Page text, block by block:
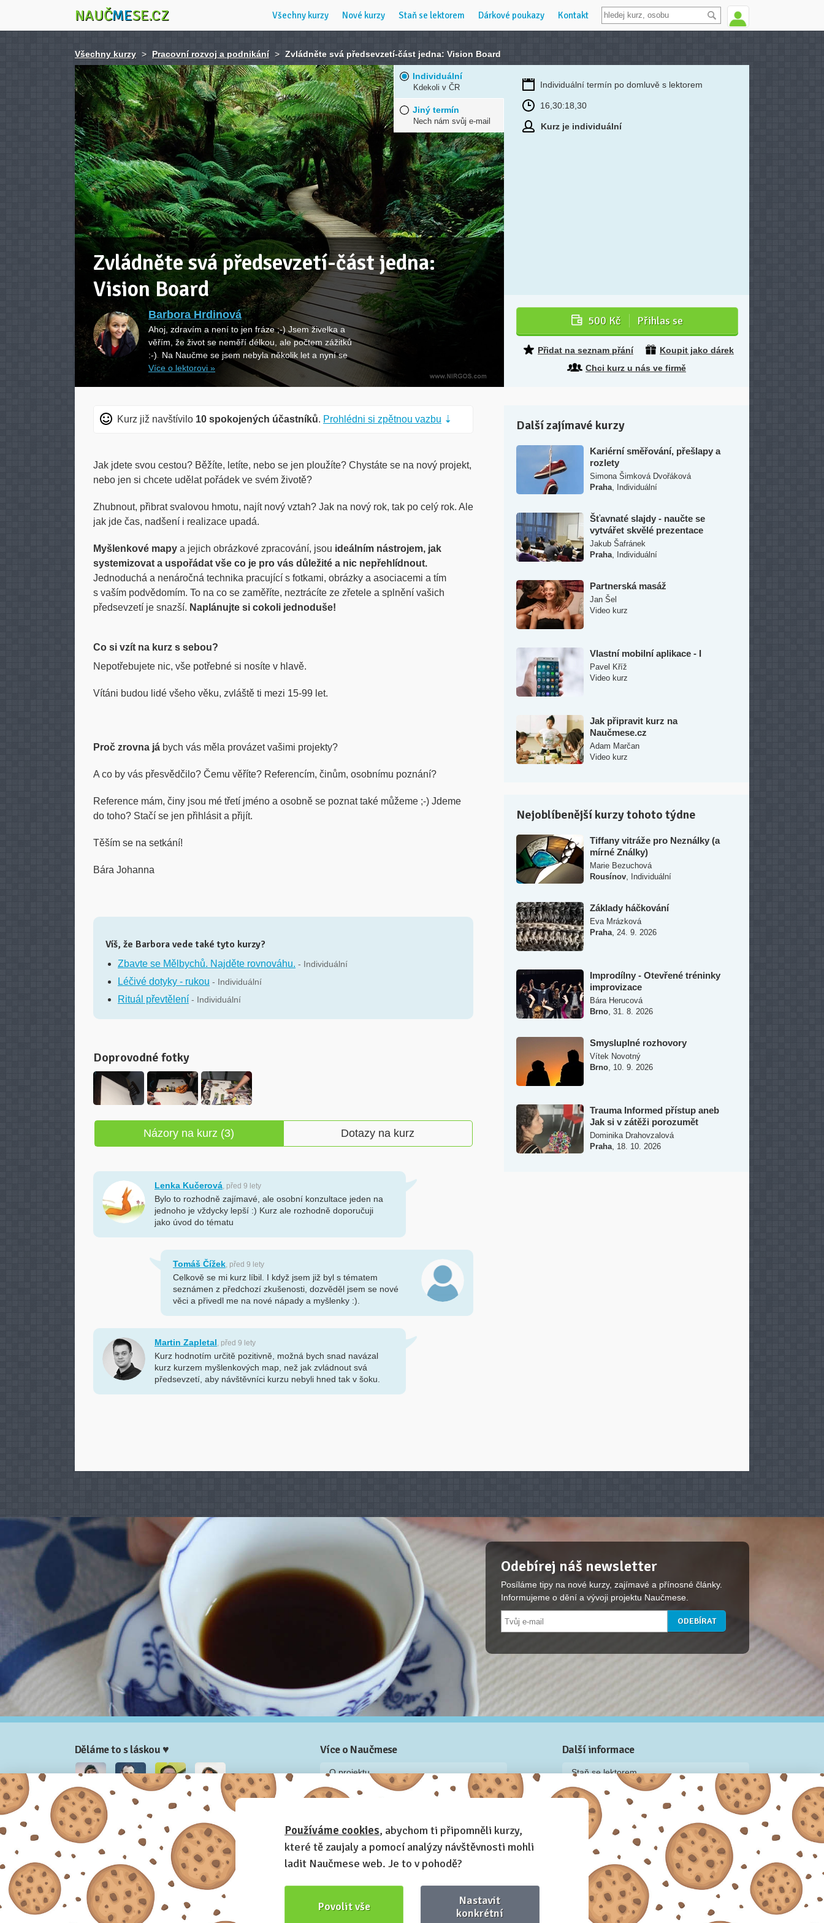
NAUČMESE.CZ Všechny kurzy Nové kurzy Staň se lektorem Dárkové poukazy Kontakt
Všechny kurzy > Pracovní rozvoj a podnikání > Zvládněte svá předsevzetí-část jedna: Vision Board
Zvládněte svá předsevzetí-část jedna:
Vision Board
Barbora Hrdinová
Ahoj, zdravím a není to jen fráze ;-) Jsem živelka a
věřím, že život se neměří délkou, ale počtem zážitků
:-) Na Naučme se jsem nebyla několik let a nyní se
Více o lektorovi »
Individuální
Kdekoli v ČR
Jiný termín
Nech nám svůj e-mail
Individuální termín po domluvě s lektorem
16,30:18,30
Kurz je individuální
500 Kč Přihlas se
Přidat na seznam přání
Koupit jako dárek
Chci kurz u nás ve firmě
Kurz již navštívilo 10 spokojených účastníků. Prohlédni si zpětnou vazbu ⇣
Jak jdete svou cestou? Běžíte, letíte, nebo se jen ploužíte? Chystáte se na nový projekt,
nebo jen si chcete udělat pořádek ve svém životě?
Zhubnout, přibrat svalovou hmotu, najít nový vztah? Jak na nový rok, tak po celý rok. Ale
jak jde čas, nadšení i realizace upadá.
Myšlenkové mapy a jejich obrázkové zpracování, jsou ideálním nástrojem, jak
systemizovat a uspořádat vše co je pro vás důležité a nic nepřehlídnout.
Jednoduchá a nenáročná technika pracující s fotkami, obrázky a asociacemi a tím
s vaším podvědomím. To na co se zaměříte, neztrácíte ze zřetele a splnění vašich
předsevzetí je snazší. Naplánujte si cokoli jednoduše!
Co si vzít na kurz s sebou?
Nepotřebujete nic, vše potřebné si nosíte v hlavě.
Vítáni budou lidé všeho věku, zvláště ti mezi 15-99 let.
Proč zrovna já bych vás měla provázet vašimi projekty?
A co by vás přesvědčilo? Čemu věříte? Referencím, činům, osobnímu poznání?
Reference mám, činy jsou mé třetí jméno a osobně se poznat také můžeme ;-) Jdeme
do toho? Stačí se jen přihlásit a přijít.
Těším se na setkání!
Bára Johanna
Víš, že Barbora vede také tyto kurzy?
Zbavte se Mělbychů. Najděte rovnováhu. - Individuální
Léčivé dotyky - rukou - Individuální
Rituál převtělení - Individuální
Doprovodné fotky
Názory na kurz (3) Dotazy na kurz
Lenka Kučerová, před 9 lety
Bylo to rozhodně zajímavé, ale osobní konzultace jeden na
jednoho je vždycky lepší :) Kurz ale rozhodně doporučuji
jako úvod do tématu
Tomáš Čížek, před 9 lety
Celkově se mi kurz líbil. I když jsem již byl s tématem
seznámen z předchozí zkušenosti, dozvěděl jsem se nové
věci a přivedl me na nové nápady a myšlenky :).
Martin Zapletal, před 9 lety
Kurz hodnotím určitě pozitivně, možná bych snad navázal
kurz kurzem myšlenkových map, než jak zvládnout svá
předsevzetí, aby návštěvníci kurzu nebyli hned tak v šoku.
Další zajímavé kurzy
Kariérní směřování, přešlapy a
rozlety
Simona Šimková Dvořáková
Praha
Individuální
Šťavnaté slajdy - naučte se
vytvářet skvělé prezentace
Jakub Šafránek
Praha
Individuální
Partnerská masáž
Jan Šel
Video kurz
Vlastní mobilní aplikace - I
Pavel Kříž
Video kurz
Jak připravit kurz na
Naučmese.cz
Adam Marčan
Video kurz
Nejoblíbenější kurzy tohoto týdne
Tiffany vitráže pro Neználky (a
mírné Ználky)
Marie Bezuchová
Rousínov
Individuální
Základy háčkování
Eva Mrázková
Praha 24. 9. 2026
Improdílny - Otevřené tréninky
improvizace
Bára Herucová
Brno 31. 8. 2026
Smysluplné rozhovory
Vítek Novotný
Brno 10. 9. 2026
Trauma Informed přístup aneb
Jak si v zátěži porozumět
Dominika Drahovzalová
Praha 18. 10. 2026
Odebírej náš newsletter
Posíláme tipy na nové kurzy, zajímavé a přínosné články.
Informujeme o dění a vývoji projektu Naučmese.
Děláme to s láskou ♥
Nela Josef Honza
Více o Naučmese
O projektu
Blog: recenze z kurzů, rozhovory a články
Příběh Naučmese
Naučmese festivaly
Náš systém pro vaši firmu
Prostory pro pořádání kurzů
Kontakt a fakturační údaje
Další informace
Staň se lektorem
Video: Jak připravit kurz na Naučmese
Často kladené dotazy
Dárkové poukazy
Podmínky užívání
Obchodní podmínky
Zásady používání cookie souborů
Pravidla ochrany osobních údajů
Používáme cookies, abychom ti připomněli kurzy,
které tě zaujaly a pomocí analýzy návštěvnosti mohli
ladit Naučmese web. Je to v pohodě?
Povolit vše
Nastavit
konkrétní